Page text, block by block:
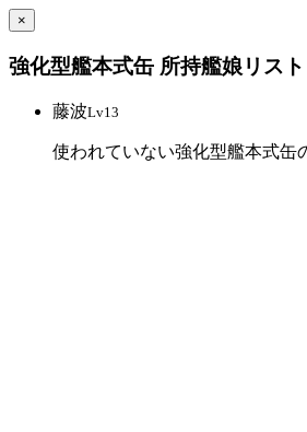
×
強化型艦本式缶 所持艦娘リスト
藤波Lv13
使われていない強化型艦本式缶